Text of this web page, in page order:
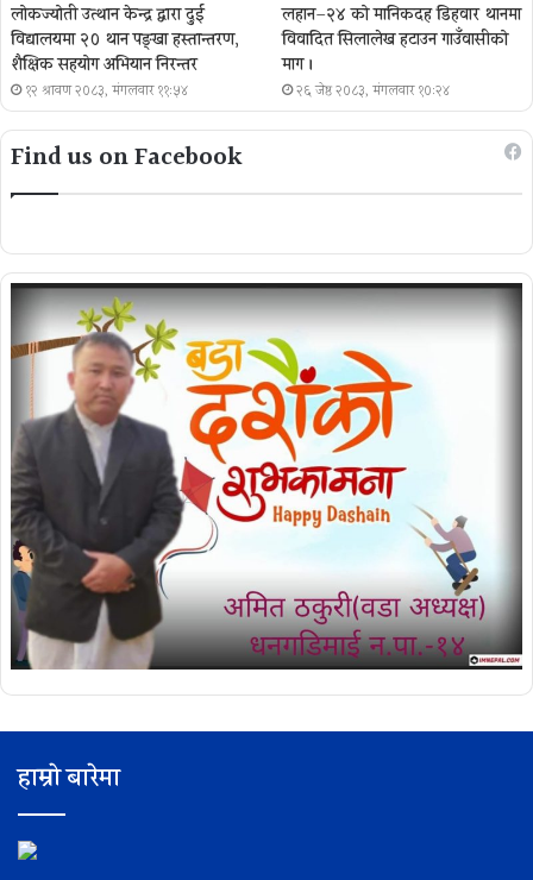
लोकज्योती उत्थान केन्द्र द्वारा दुई
विद्यालयमा २० थान पङ्खा हस्तान्तरण,
शैक्षिक सहयोग अभियान निरन्तर
१२ श्रावण २०८३, मंगलवार ११:५४
लहान–२४ को मानिकदह डिहवार थानमा
विवादित सिलालेख हटाउन गाउँवासीको
माग ।
२६ जेष्ठ २०८३, मंगलवार १०:२४
Find us on Facebook
हाम्रो बारेमा